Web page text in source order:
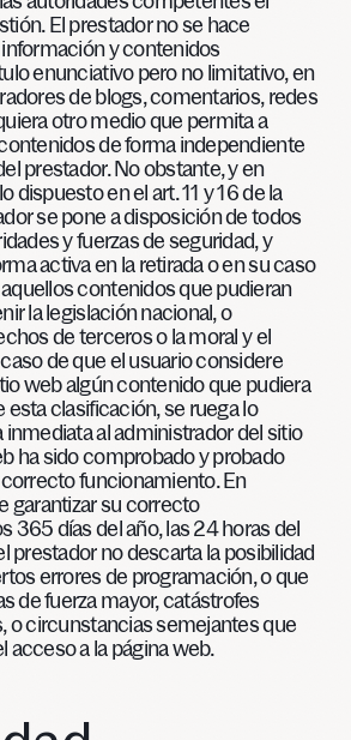
El prestador no se hace
y contenidos
enunciativo pero no limitativo, en
de blogs, comentarios, redes
otro medio que permita a
de forma independiente
prestador. No obstante, y en
dispuesto en el art. 11 y 16 de la
se pone a disposición de todos
y fuerzas de seguridad, y
activa en la retirada o en su caso
contenidos que pudieran
la legislación nacional, o
de terceros o la moral y el
de que el usuario considere
web algún contenido que pudiera
clasificación, se ruega lo
al administrador del sitio
ha sido comprobado y probado
correcto funcionamiento. En
garantizar su correcto
365 días del año, las 24 horas del
prestador no descarta la posibilidad
errores de programación, o que
de fuerza mayor, catástrofes
o circunstancias semejantes que
acceso a la página web.